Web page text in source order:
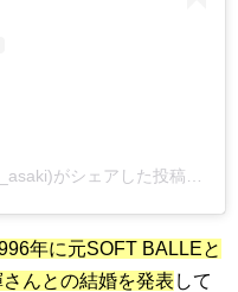
年に元SOFT BALLEと
んとの結婚を発表 して